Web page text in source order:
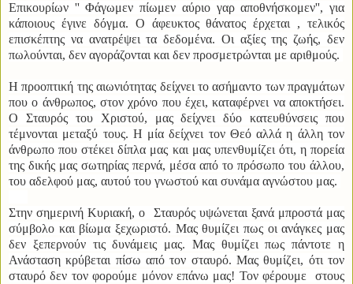
Επικουρίων ''Φάγωμεν πίωμεν αύριο γαρ αποθνήσκομεν'', για
κάποιους έγινε δόγμα. Ο άφευκτος θάνατος έρχεται , τελικός
επισκέπτης να ανατρέψει τα δεδομένα. Οι αξίες της ζωής, δεν
πωλούνται, δεν αγοράζονται και δεν προσμετρώνται με αριθμούς.
Η προοπτική της αιωνιότητας δείχνει το ασήμαντο των πραγμάτων
που ο άνθρωπος, στον χρόνο που έχει, καταφέρνει να αποκτήσει.
Ο Σταυρός του Χριστού, μας δείχνει δύο κατευθύνσεις που
τέμνονται μεταξύ τους. Η μία δείχνει τον Θεό αλλά η άλλη τον
άνθρωπο που στέκει δίπλα μας και μας υπενθυμίζει ότι, η πορεία
της δικής μας σωτηρίας περνά, μέσα από το πρόσωπο του άλλου,
του αδελφού μας, αυτού του γνωστού και συνάμα αγνώστου μας.
Στην σημερινή Κυριακή, ο Σταυρός υψώνεται ξανά μπροστά μας
σύμβολο και βίωμα ξεχωριστό. Μας θυμίζει πως οι ανάγκες μας
δεν ξεπερνούν τις δυνάμεις μας. Μας θυμίζει πως πάντοτε η
Ανάσταση κρύβεται πίσω από τον σταυρό. Μας θυμίζει, ότι τον
σταυρό δεν τον φορούμε μόνον επάνω μας! Τον φέρουμε στους